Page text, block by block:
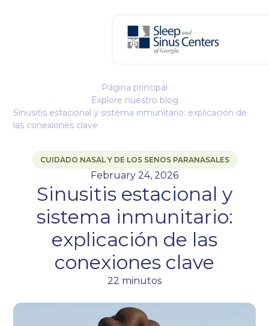
Página principal
Explore nuestro blog
Sinusitis estacional y sistema inmunitario: explicación de
las conexiones clave
CUIDADO NASAL Y DE LOS SENOS PARANASALES
February 24, 2026
Sinusitis estacional y
sistema inmunitario:
explicación de las
conexiones clave
22 minutos